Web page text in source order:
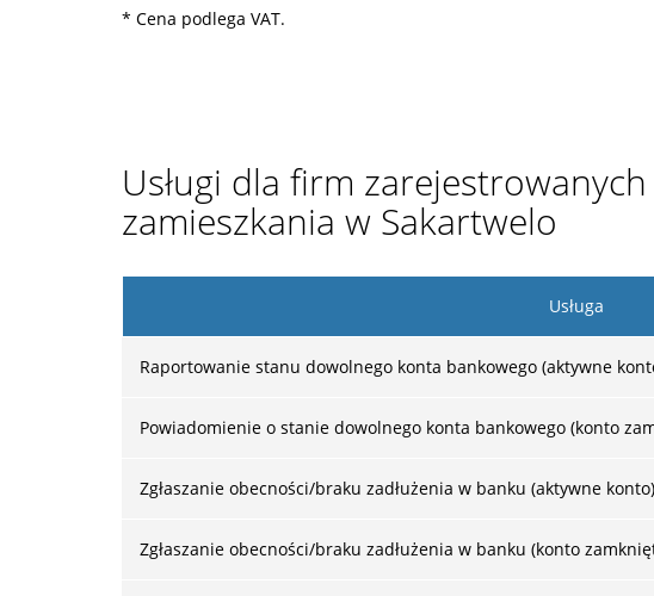
* Cena podlega VAT.
Usługi dla firm
zamieszkania w Sakartwelo
Usługa
Raportowanie stanu dowolnego konta bankowego (aktywne
Powiadomienie o stanie dowolnego konta bankowego (konto
Zgłaszanie obecności/braku zadłużenia w banku (aktywne konto)
Zgłaszanie obecności/braku zadłużenia w banku (konto